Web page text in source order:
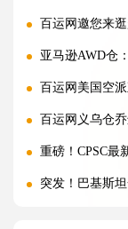
百运网邀您来
亚马逊AWD仓
百运网美国空
百运网义乌仓
重磅！CPSC最
突发！巴基斯